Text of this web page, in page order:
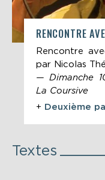
RENCONTRE
Rencontre
par Nicolas
— Dimanche
La Coursive
+ Deuxième
Textes